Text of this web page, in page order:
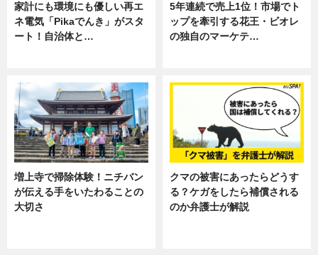
家計にも環境にも優しい再エ
ネ電気「Pikaでんき」がスタ
ート！自治体と…
5年連続で売上1位！市場でト
ップを牽引する花王・ビオレ
の独自のマーケテ…
増上寺で掃除体験！ニチバン
が伝える手をいたわることの
大切さ
クマの被害にあったらどうす
る？ケガをしたら補償される
のか弁護士が解説